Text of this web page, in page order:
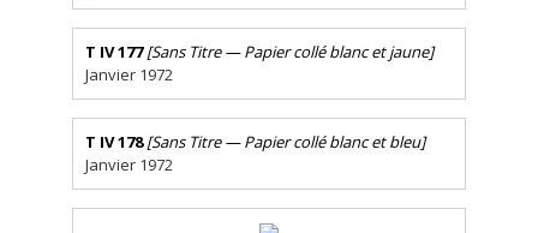
T IV 177 [Sans Titre — Papier collé blanc et jaune]
Janvier 1972
T IV 178 [Sans Titre — Papier collé blanc et bleu]
Janvier 1972